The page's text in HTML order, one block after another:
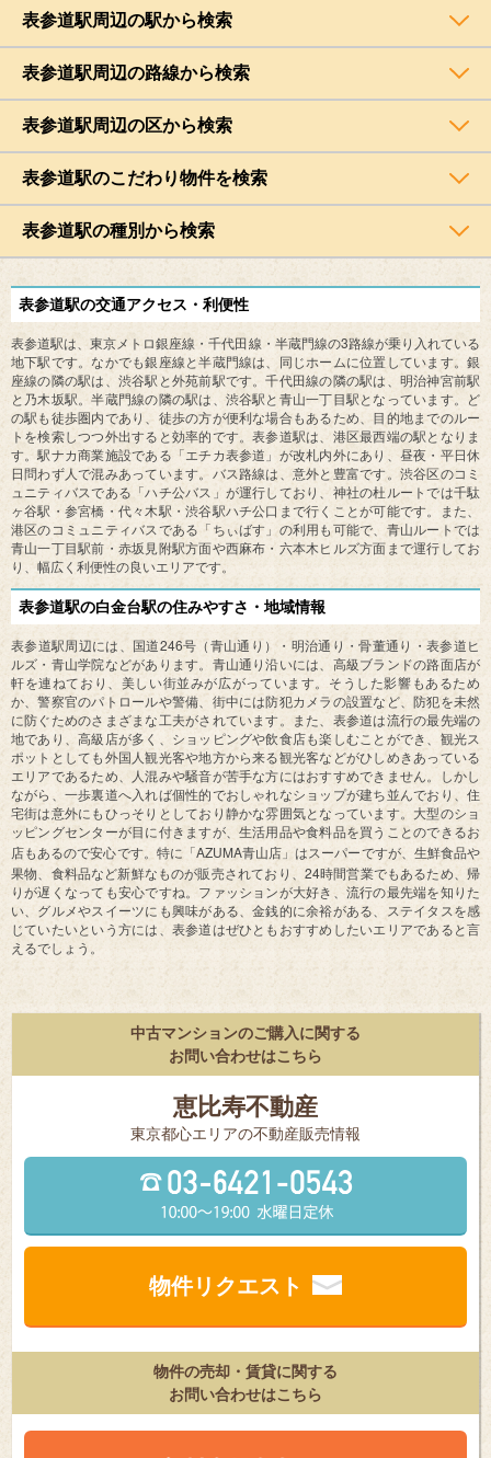
表参道駅周辺の駅から検索
表参道駅周辺の路線から検索
表参道駅周辺の区から検索
表参道駅のこだわり物件を検索
表参道駅の種別から検索
表参道駅の交通アクセス・利便性
表参道駅は、東京メトロ銀座線・千代田線・半蔵門線の3路線が乗り入れている
地下駅です。なかでも銀座線と半蔵門線は、同じホームに位置しています。銀
座線の隣の駅は、渋谷駅と外苑前駅です。千代田線の隣の駅は、明治神宮前駅
と乃木坂駅。半蔵門線の隣の駅は、渋谷駅と青山一丁目駅となっています。ど
の駅も徒歩圏内であり、徒歩の方が便利な場合もあるため、目的地までのルー
トを検索しつつ外出すると効率的です。表参道駅は、港区最西端の駅となりま
す。駅ナカ商業施設である「エチカ表参道」が改札内外にあり、昼夜・平日休
日問わず人で混みあっています。バス路線は、意外と豊富です。渋谷区のコミ
ュニティバスである「ハチ公バス」が運行しており、神社の杜ルートでは千駄
ヶ谷駅・参宮橋・代々木駅・渋谷駅ハチ公口まで行くことが可能です。また、
港区のコミュニティバスである「ちぃばす」の利用も可能で、青山ルートでは
青山一丁目駅前・赤坂見附駅方面や西麻布・六本木ヒルズ方面まで運行してお
り、幅広く利便性の良いエリアです。
表参道駅の白金台駅の住みやすさ・地域情報
表参道駅周辺には、国道246号（青山通り）・明治通り・骨董通り・表参道ヒ
ルズ・青山学院などがあります。青山通り沿いには、高級ブランドの路面店が
軒を連ねており、美しい街並みが広がっています。そうした影響もあるため
か、警察官のパトロールや警備、街中には防犯カメラの設置など、防犯を未然
に防ぐためのさまざまな工夫がされています。また、表参道は流行の最先端の
地であり、高級店が多く、ショッピングや飲食店も楽しむことができ、観光ス
ポットとしても外国人観光客や地方から来る観光客などがひしめきあっている
エリアであるため、人混みや騒音が苦手な方にはおすすめできません。しかし
ながら、一歩裏道へ入れば個性的でおしゃれなショップが建ち並んでおり、住
宅街は意外にもひっそりとしており静かな雰囲気となっています。大型のショ
ッピングセンターが目に付きますが、生活用品や食料品を買うことのできるお
店もあるので安心です。特に「 AZUMA青山店」はスーパーですが、生鮮食品や
果物、食料品など新鮮なものが販売されており、 24時間営業でもあるため、帰
りが遅くなっても安心ですね。ファッションが大好き、流行の最先端を知りた
い、グルメやスイーツにも興味がある、金銭的に余裕がある、ステイタスを感
じていたいという方には、表参道はぜひともおすすめしたいエリアであると言
えるでしょう。
中古マンションのご購入に関する
お問い合わせはこちら
恵比寿不動産
東京都⼼エリアの不動産販売情報
物件リクエスト
物件の売却・賃貸に関する
お問い合わせはこちら